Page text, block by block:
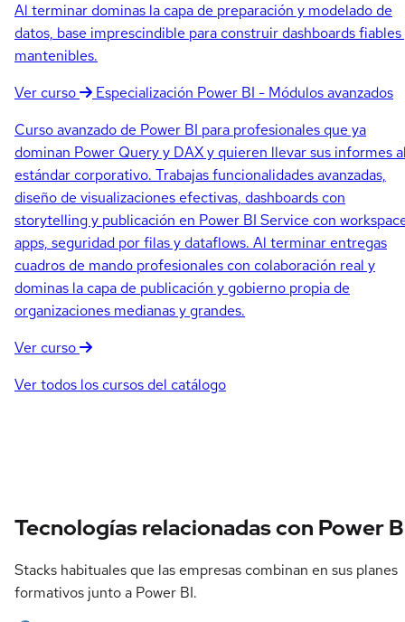
Al terminar dominas la capa de preparación y modelado de
datos, base imprescindible para construir dashboards fiables
mantenibles.
Ver curso
Especialización Power BI - Módulos avanzados
Curso avanzado de Power BI para profesionales que ya
dominan Power Query y DAX y quieren llevar sus informes
estándar corporativo. Trabajas funcionalidades avanzadas,
diseño de visualizaciones efectivas, dashboards con
storytelling y publicación en Power BI Service con
apps, seguridad por filas y dataflows. Al terminar entregas
cuadros de mando profesionales con colaboración real y
dominas la capa de publicación y gobierno propia de
organizaciones medianas y grandes.
Ver curso
Ver todos los cursos del catálogo
Tecnologías relacionadas con Power
Stacks habituales que las empresas combinan en sus planes
formativos junto a Power BI.